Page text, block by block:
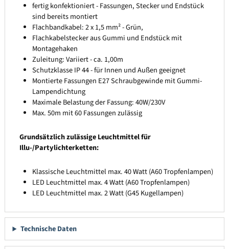
fertig konfektioniert - Fassungen, Stecker und Endstück
sind bereits montiert
Flachbandkabel: 2 x 1,5 mm² - Grün,
Flachkabelstecker aus Gummi und Endstück mit
Montagehaken
Zuleitung: Variiert - ca. 1,00m
Schutzklasse IP 44 - für Innen und Außen geeignet
Montierte Fassungen E27 Schraubgewinde mit Gummi-
Lampendichtung
Maximale Belastung der Fassung: 40W/230V
Max. 50m mit 60 Fassungen zulässig
Grundsätzlich zulässige Leuchtmittel für
Illu-/Partylichterketten:
Klassische Leuchtmittel max. 40 Watt (A60 Tropfenlampen)
LED Leuchtmittel max. 4 Watt (A60 Tropfenlampen)
LED Leuchtmittel max. 2 Watt (G45 Kugellampen)
Technische Daten